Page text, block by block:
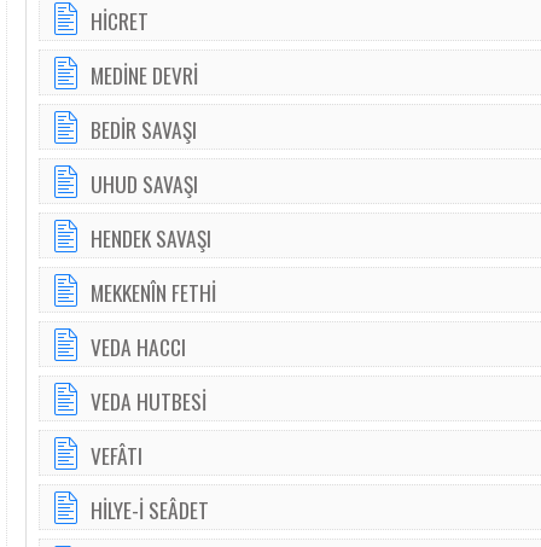
HİCRET
MEDİNE DEVRİ
BEDİR SAVAŞI
UHUD SAVAŞI
HENDEK SAVAŞI
MEKKENÎN FETHİ
VEDA HACCI
VEDA HUTBESİ
VEFÂTI
HİLYE-İ SEÂDET